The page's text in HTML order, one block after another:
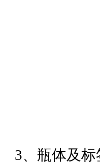
3、瓶体及标